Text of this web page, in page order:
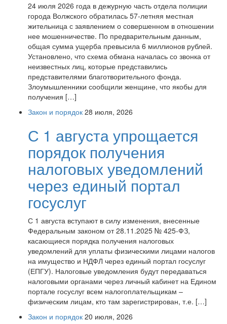
24 июля 2026 года в дежурную часть отдела полиции
города Волжского обратилась 57-летняя местная
жительница с заявлением о совершенном в отношении
нее мошенничестве. По предварительным данным,
общая сумма ущерба превысила 6 миллионов рублей.
Установлено, что схема обмана началась со звонка от
неизвестных лиц, которые представились
представителями благотворительного фонда.
Злоумышленники сообщили женщине, что якобы для
получения […]
Закон и порядок 28 июля, 2026
С 1 августа упрощается
порядок получения
налоговых уведомлений
через единый портал
госуслуг
С 1 августа вступают в силу изменения, внесенные
Федеральным законом от 28.11.2025 № 425-ФЗ,
касающиеся порядка получения налоговых
уведомлений для уплаты физическими лицами налогов
на имущество и НДФЛ через единый портал госуслуг
(ЕПГУ). Налоговые уведомления будут передаваться
налоговыми органами через личный кабинет на Едином
портале госуслуг всем налогоплательщикам –
физическим лицам, кто там зарегистрирован, т.е. […]
Закон и порядок 20 июля, 2026